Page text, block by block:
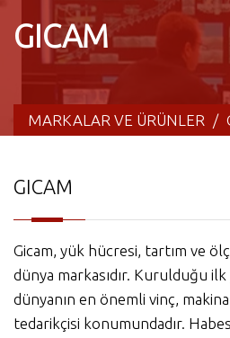
GICAM
MARKALAR VE ÜRÜNLER /
GICAM
Gicam, yük hücresi, tartım ve
dünya markasıdır. Kurulduğu ilk
dünyanın en önemli vinç,
tedarikçisi konumundadır.